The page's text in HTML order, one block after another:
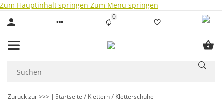
Zum Hauptinhalt springen Zum Menü springen
0Liste ist leer
Zurück zur >>> Startseite Klettern Kletterschuhe